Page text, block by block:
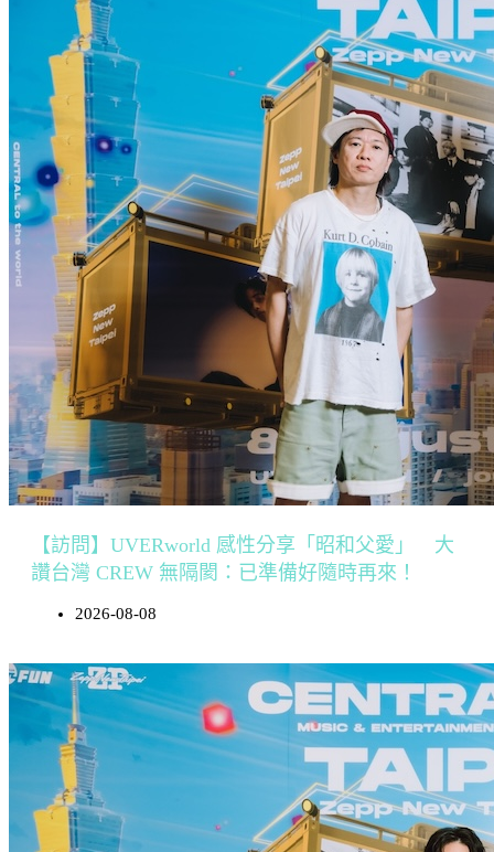
【訪問】UVERworld 感性分享「昭和父愛」 大
讚台灣 CREW 無隔閡：已準備好隨時再來！
2026-08-08